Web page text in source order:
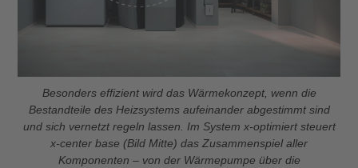
Besonders effizient wird das Wärmekonzept, wenn die
Bestandteile des Heizsystems aufeinander abgestimmt sind
und sich vernetzt regeln lassen. Im System x-optimiert steuert
x-center base (Bild Mitte) das Zusammenspiel aller
Komponenten – von der Wärmepumpe über die